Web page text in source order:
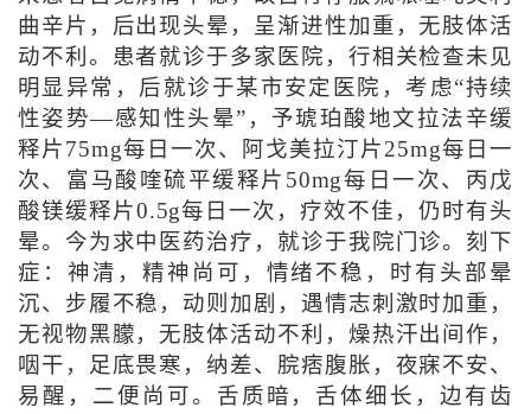
曲辛片，后出现头晕，呈渐进性加重，无肢体活
动不利。患者就诊于多家医院，行相关检查未见
明显异常，后就诊于某市安定医院，考虑“持续
性姿势—感知性头晕”，予琥珀酸地文拉法辛缓
释片75mg每日一次、阿戈美拉汀片25mg每日一
次、富马酸喹硫平缓释片50mg每日一次、丙戊
酸镁缓释片0.5g每日一次，疗效不佳，仍时有头
晕。今为求中医药治疗，就诊于我院门诊。刻下
症：神清，精神尚可，情绪不稳，时有头部晕
沉、步履不稳，动则加剧，遇情志刺激时加重，
无视物黑朦，无肢体活动不利，燥热汗出间作，
咽干，足底畏寒，纳差、脘痞腹胀，夜寐不安、
易醒，二便尚可。舌质暗，舌体细长，边有齿